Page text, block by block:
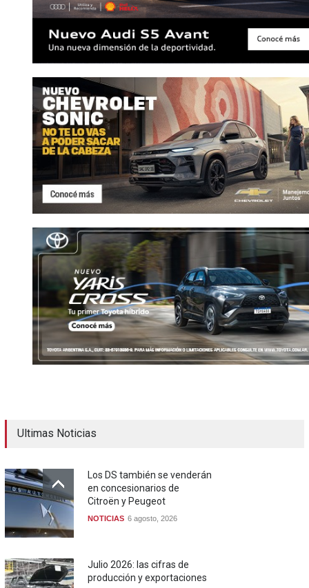
Ultimas Noticias
Los DS también se venderán
en concesionarios de
Citroën y Peugeot
NOTICIAS 6 agosto, 2026
Julio 2026: las cifras de
producción y exportaciones